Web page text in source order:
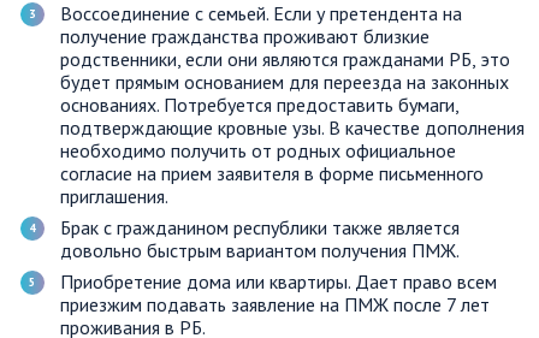
Воссоединение с семьей. Если у претендента на
получение гражданства проживают близкие
родственники, если они являются гражданами РБ, это
будет прямым основанием для переезда на законных
основаниях. Потребуется предоставить бумаги,
подтверждающие кровные узы. В качестве дополнения
необходимо получить от родных официальное
согласие на прием заявителя в форме письменного
приглашения.
Брак с гражданином республики также является
довольно быстрым вариантом получения ПМЖ.
Приобретение дома или квартиры. Дает право всем
приезжим подавать заявление на ПМЖ после 7 лет
проживания в РБ.